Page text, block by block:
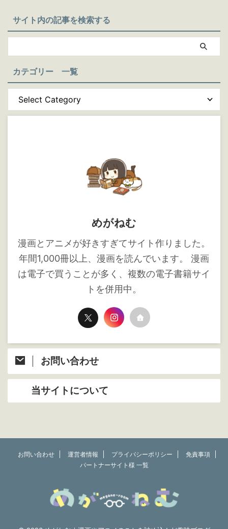
サイト内の記事を検索する
カテゴリー 一覧
めがねむ
漫画とアニメが好きすぎてサイト作りました。
年間1,000冊以上、漫画を読んでいます。 漫画
は電子で買うことが多く、複数の電子書籍サイ
トを併用中。
お問い合わせ
当サイトについて
お問い合わせ 運営者情報 プライバシーポリシー
免責事項
パートナーサイト様 一覧